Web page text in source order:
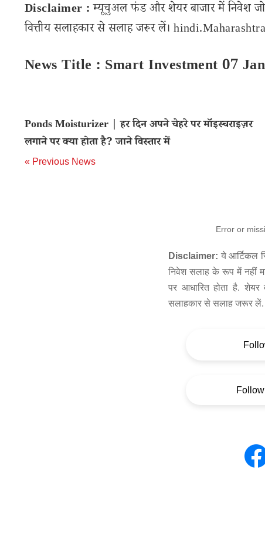
Disclaimer :म्यूचुअल फंड और शेयर बाजार में निवेश
वित्तीय सलाहकार से सलाह जरूर लें।
News Title : Smart Investment 07
Ponds Moisturizer | हर दिन अपने चेहरे पर मॉइस्चराइज़र
लगाने पर क्या होता है? जाने विस्तार में
« Previous News
Error or
Disclaimer: ये आर्टिकल
निवेश सलाह के रूप में नहीं
पर आधारित होता है.
सलाहकार से सलाह जरूर लें.